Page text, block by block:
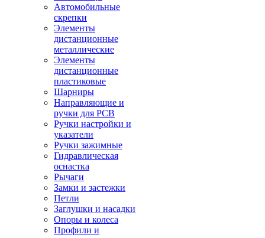
Автомобильные
скрепки
Элементы
дистанционные
металлические
Элементы
дистанционные
пластиковые
Шарниры
Направляющие и
ручки для PCB
Ручки настройки и
указатели
Ручки зажимные
Гидравлическая
оснастка
Рычаги
Замки и застежки
Петли
Заглушки и насадки
Опоры и колеса
Профили и